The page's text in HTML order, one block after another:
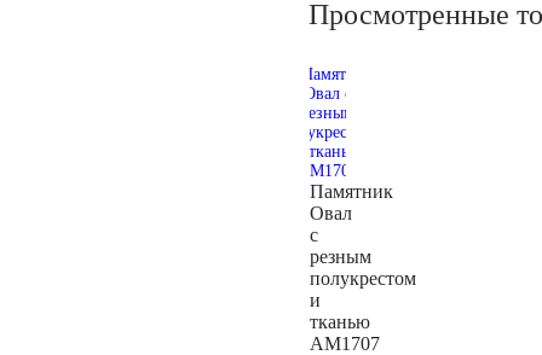
Просмотренные
Памятник
Овал
с
резным
полукрестом
и
тканью
AM1707